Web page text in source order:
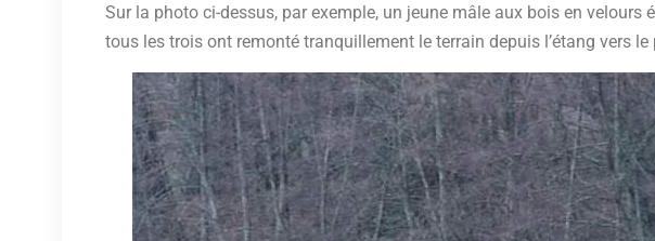
Sur la photo ci-dessus, par exemple, un jeune mâle aux bois en velours
tous les trois ont remonté tranquillement le terrain depuis l’étang vers